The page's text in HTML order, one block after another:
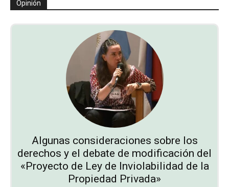
Opinión
Algunas consideraciones sobre los
derechos y el debate de modificación del
«Proyecto de Ley de Inviolabilidad de la
Propiedad Privada»